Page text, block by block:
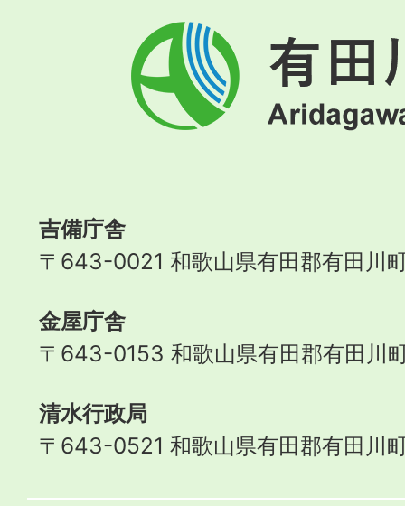
有
田
川
町
吉備庁舎
〒643-0021 和歌山県有田郡有田川
金屋庁舎
〒643-0153 和歌山県有田郡有田川
清水行政局
〒643-0521 和歌山県有田郡有田川